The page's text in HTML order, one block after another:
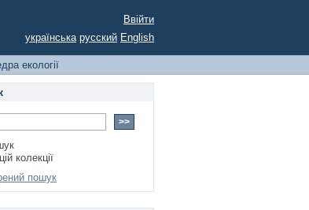
Ввійти
українська русский English
екології
колекції
пошук